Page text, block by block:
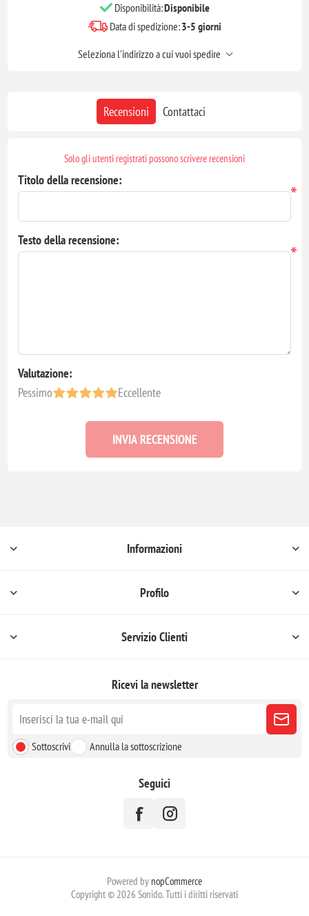
Disponibilità:Disponibile
Data di spedizione:3-5 giorni
Seleziona l'indirizzo a cui vuoi spedire
Recensioni Contattaci
Solo gli utenti registrati possono scrivere recensioni
Titolo della recensione:
*
Testo della recensione:
*
Valutazione:
Pessimo
Eccellente
INVIA RECENSIONE
Informazioni
Profilo
Servizio Clienti
Ricevi la newsletter
Sottoscrivi Annulla la sottoscrizione
Seguici
Powered by nopCommerce
Copyright © 2026 Sonido. Tutti i diritti riservati